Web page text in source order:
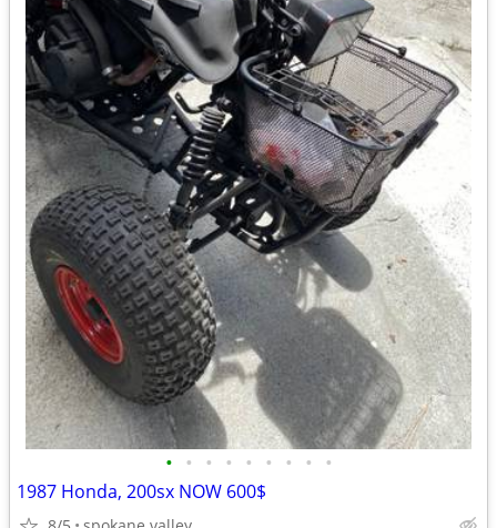
• • • • • • • • •
1987 Honda, 200sx NOW 600$